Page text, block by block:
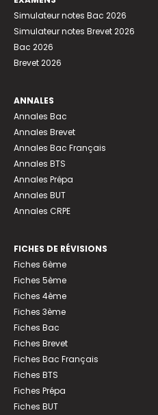
Simulateur notes Bac 2026
Simulateur notes Brevet 2026
Bac 2026
Brevet 2026
ANNALES
Annales Bac
Annales Brevet
Annales Bac Français
Annales BTS
Annales Prépa
Annales BUT
Annales CRPE
FICHES DE RÉVISIONS
Fiches 6ème
Fiches 5ème
Fiches 4ème
Fiches 3ème
Fiches Bac
Fiches Brevet
Fiches Bac Français
Fiches BTS
Fiches Prépa
Fiches BUT